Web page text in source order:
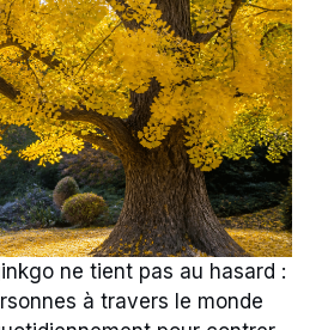
ne tient pas au hasard :
à travers le monde